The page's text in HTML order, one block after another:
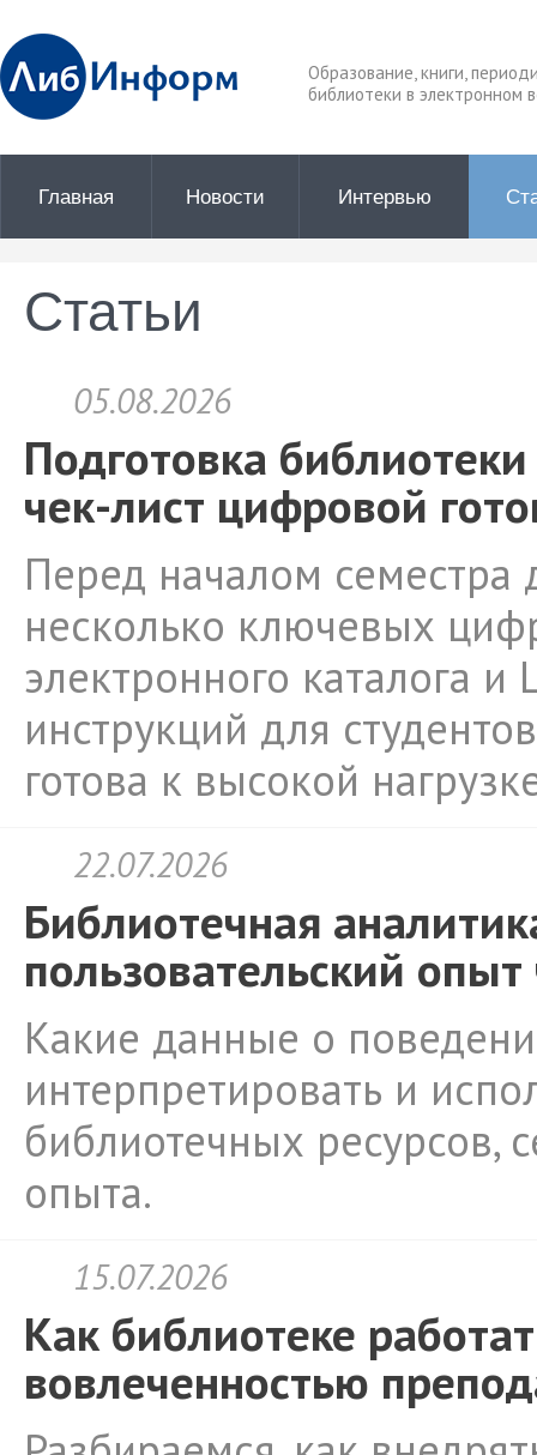
Образование, книги,
библиотеки в электронном
Главная Новости Интервью
Статьи
05.08.2026
Подготовка
чек-лист цифровой
Перед началом семестра
несколько ключевых
электронного каталога
инструкций для
готова к высокой
22.07.2026
Библиотечная
пользовательский
Какие данные о
интерпретировать и
библиотечных ресурсов,
опыта.
15.07.2026
Как библиотеке
вовлеченностью